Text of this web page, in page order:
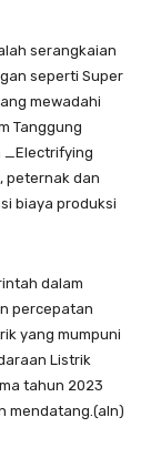
serangkaian
seperti Super
mewadahi
Tanggung
_Electrifying
peternak dan
biaya produksi
dalam
percepatan
yang mumpuni
Listrik
tahun 2023
mendatang.(aln)